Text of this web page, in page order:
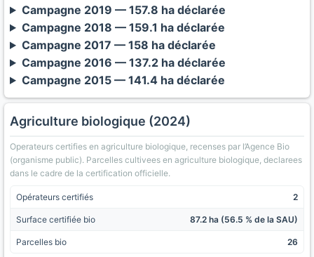
Campagne 2019 — 157.8 ha déclarée
Campagne 2018 — 159.1 ha déclarée
Campagne 2017 — 158 ha déclarée
Campagne 2016 — 137.2 ha déclarée
Campagne 2015 — 141.4 ha déclarée
Agriculture biologique (2024)
Operateurs certifies en agriculture biologique, recenses par l’Agence Bio
(organisme public). Parcelles cultivees en agriculture biologique, declarees
dans le cadre de la certification officielle.
Opérateurs certifiés 2
Surface certifiée bio 87.2 ha (56.5 % de la SAU)
Parcelles bio 26